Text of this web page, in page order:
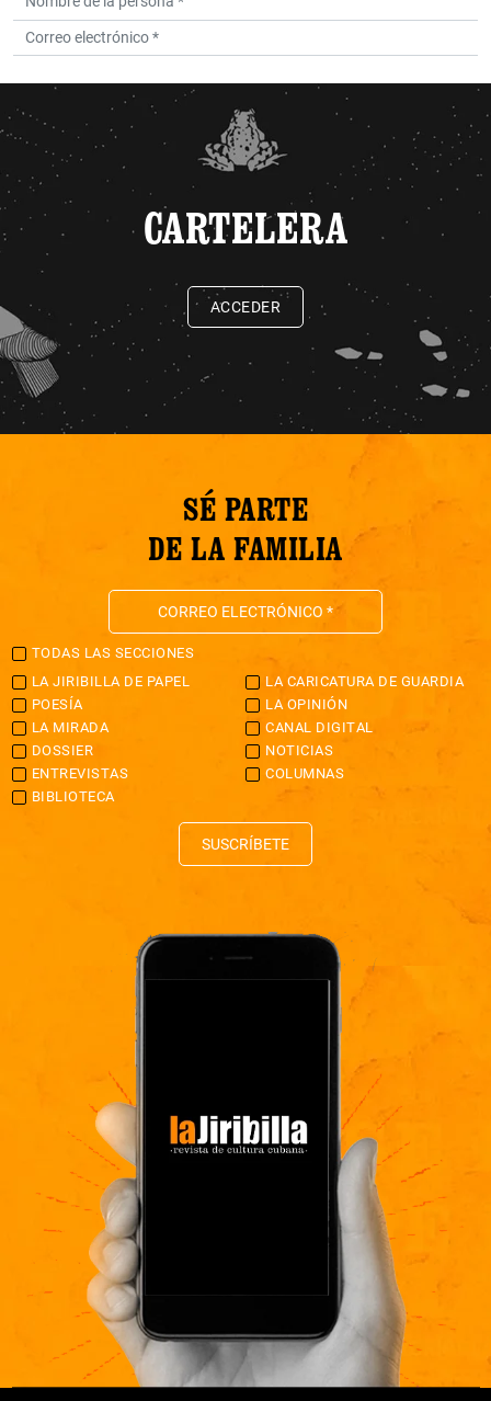
CARTELERA
ACCEDER
SÉ PARTE
DE LA FAMILIA
TODAS LAS SECCIONES
LA JIRIBILLA DE PAPEL
LA CARICATURA DE GUARDIA
POESÍA
LA OPINIÓN
LA MIRADA
CANAL DIGITAL
DOSSIER
NOTICIAS
ENTREVISTAS
COLUMNAS
BIBLIOTECA
SUSCRÍBETE